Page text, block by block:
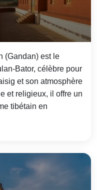
(Gandan) est le
Bator, célèbre pour
et son atmosphère
et religieux, il offre un
tibétain en